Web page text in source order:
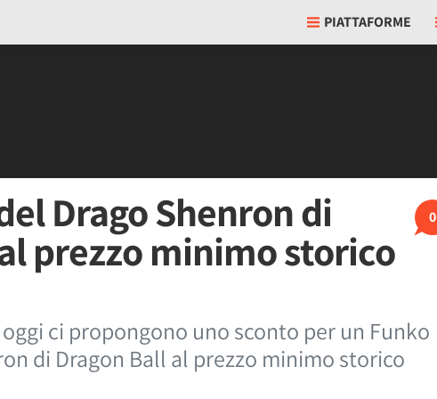
PIATTAFORME
0
Drago Shenron di
prezzo minimo storico
ci propongono uno sconto per un Funko
di Dragon Ball al prezzo minimo storico